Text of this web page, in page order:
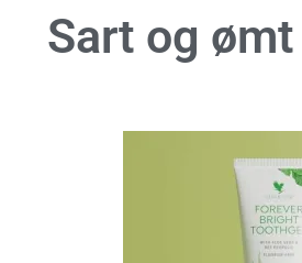
Sart og